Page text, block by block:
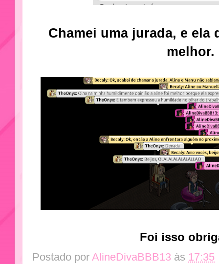
Chamei uma jurada, e ela
melhor.
Foi isso
Postado por AlineDivaBBB13 às 17:35